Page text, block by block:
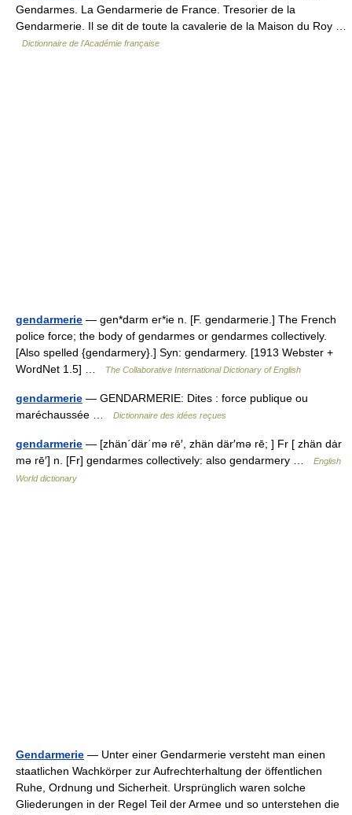
Gendarmes. La Gendarmerie de France. Tresorier de la
Gendarmerie. Il se dit de toute la cavalerie de la Maison du Roy …
Dictionnaire de l'Académie française
gendarmerie — gen*darm er*ie n. [F. gendarmerie.] The French
police force; the body of gendarmes or gendarmes collectively.
[Also spelled {gendarmery}.] Syn: gendarmery. [1913 Webster +
WordNet 1.5] …
The Collaborative International Dictionary of English
gendarmerie — GENDARMERIE: Dites : force publique ou
maréchaussée …
Dictionnaire des idées reçues
gendarmerie — [zhän΄där΄mə rē′, zhän där′mə rē; ] Fr [ zhän dȧr
mə rē′] n. [Fr] gendarmes collectively: also gendarmery …
English
World dictionary
Gendarmerie — Unter einer Gendarmerie versteht man einen
staatlichen Wachkörper zur Aufrechterhaltung der öffentlichen
Ruhe, Ordnung und Sicherheit. Ursprünglich waren solche
Gliederungen in der Regel Teil der Armee und so unterstehen die